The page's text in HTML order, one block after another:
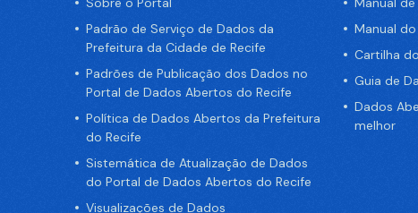
Padrão de Serviço de Dados da
Prefeitura da Cidade de Recife
Padrões de Publicação dos Dados no
Portal de Dados Abertos do Recife
Política de Dados Abertos da Prefeitura
do Recife
Sistemática de Atualização de Dados
do Portal de Dados Abertos do Recife
Visualizações de Dados
Manual
Cartilha
Guia de
Dados
melhor